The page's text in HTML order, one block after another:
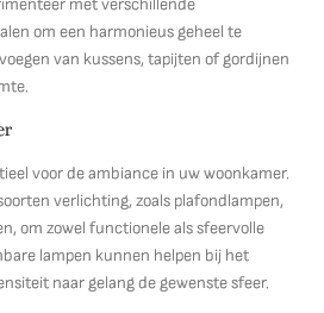
met verschillende
om een harmonieus geheel te
van kussens, tapijten of gordijnen
voor de ambiance in uw woonkamer.
verlichting, zoals plafondlampen,
om zowel functionele als sfeervolle
lampen kunnen helpen bij het
naar gelang de gewenste sfeer.